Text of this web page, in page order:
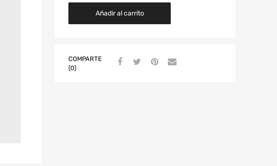
Añadir al carrito
COMPARTE
(0)